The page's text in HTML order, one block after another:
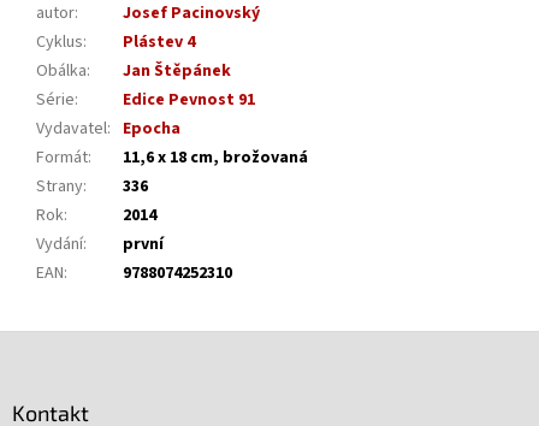
autor:
Josef Pacinovský
Cyklus:
Plástev 4
Obálka:
Jan Štěpánek
Série:
Edice Pevnost 91
Vydavatel: Epocha
Formát:
11,6 x 18 cm, brožovaná
Strany:
336
Rok:
2014
Vydání:
první
EAN: 9788074252310
Kontakt